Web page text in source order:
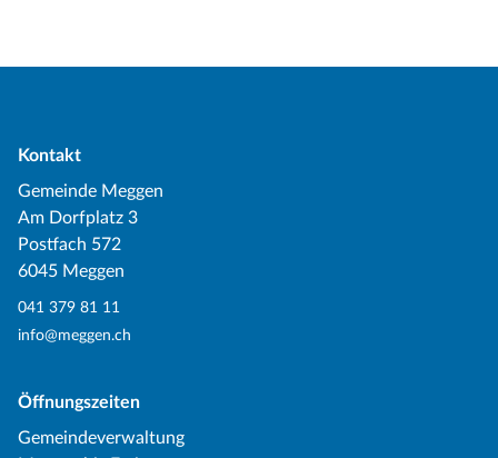
Kontakt
Gemeinde Meggen
Am Dorfplatz 3
Postfach 572
6045 Meggen
041 379 81 11
info@meggen.ch
Öffnungszeiten
Gemeindeverwaltung